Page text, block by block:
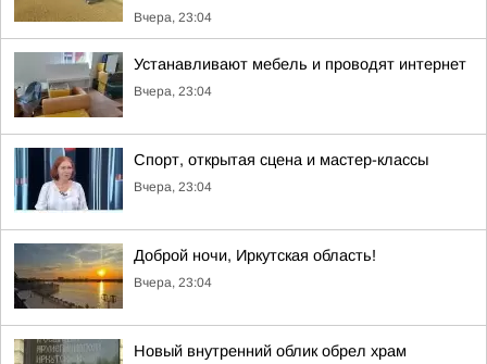
Вчера, 23:04
Устанавливают мебель и проводят интернет
Вчера, 23:04
Спорт, открытая сцена и мастер-классы
Вчера, 23:04
Доброй ночи, Иркутская область!
Вчера, 23:04
Новый внутренний облик обрел храм